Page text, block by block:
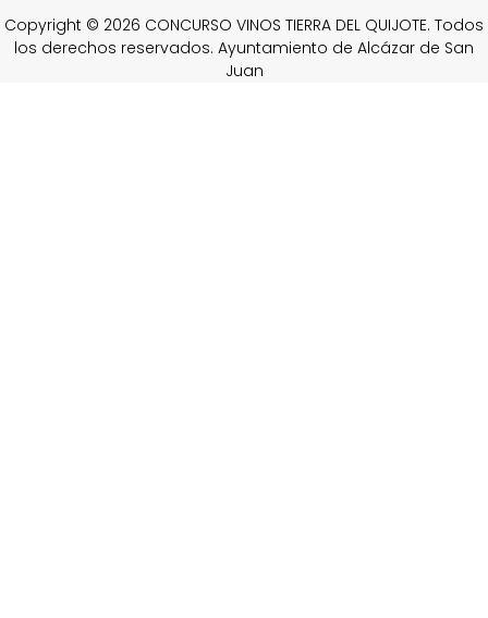
Copyright © 2026 CONCURSO VINOS TIERRA DEL QUIJOTE. Todos
los derechos reservados. Ayuntamiento de Alcázar de San
Juan